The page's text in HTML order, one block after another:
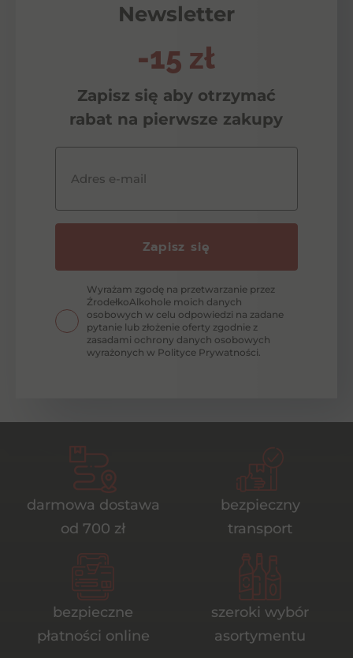
Newsletter
-15 zł
Zapisz się aby otrzymać
rabat na pierwsze zakupy
Adres e-mail
Zapisz się
Wyrażam zgodę na przetwarzanie przez
ŹrodełkoAlkohole moich danych
osobowych w celu odpowiedzi na zadane
pytanie lub złożenie oferty zgodnie z
zasadami ochrony danych osobowych
wyrażonych w Polityce Prywatności.
darmowa dostawa
od 700 zł
bezpieczny
transport
bezpieczne
płatności online
szeroki wybór
asortymentu